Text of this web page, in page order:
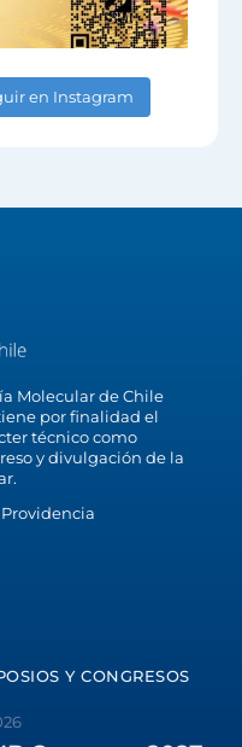
en Instagram
Molecular de Chile
por finalidad el
técnico como
y divulgación de la
Y CONGRESOS